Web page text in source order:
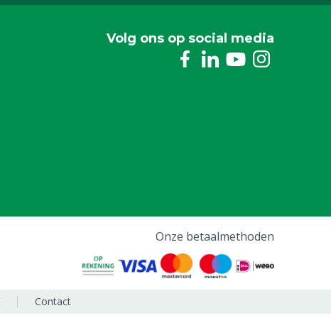
Volg ons op social media
Onze betaalmethoden
Contact